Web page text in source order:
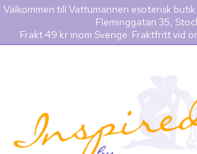
Välkommen till Vattumannen esoterisk
Fleminggatan 35,
Frakt 49 kr inom Sverige. Fraktfritt vid